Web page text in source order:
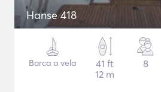
Hanse 418
Barca a vela
41 ft
12 m
8